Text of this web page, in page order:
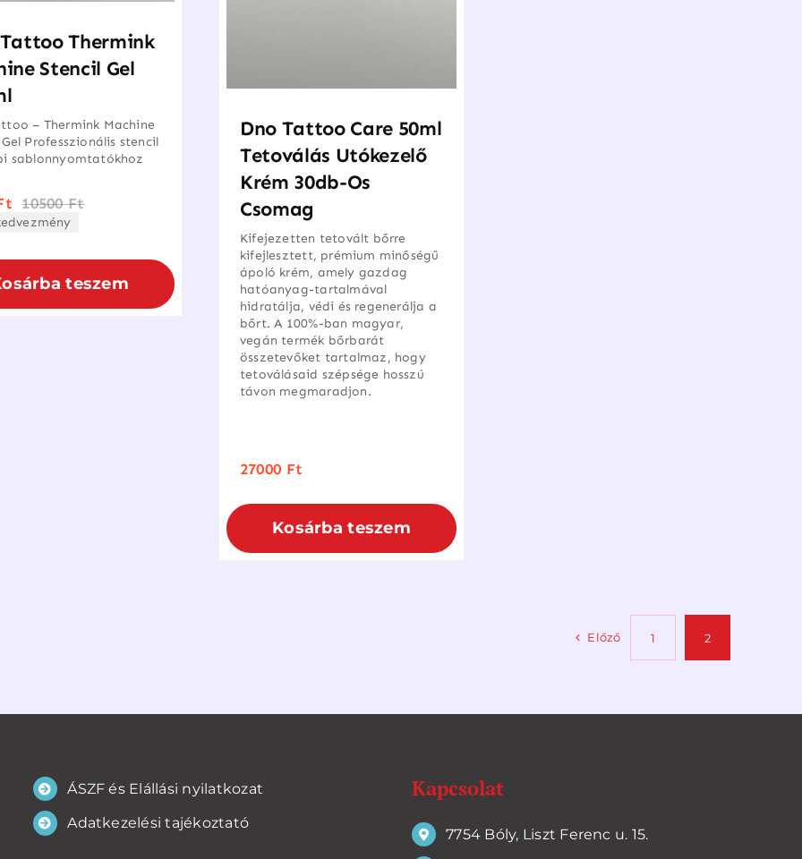
Thermink
Stencil Gel
– Thermink Machine
Professzionális stencil
sablonnyomtatókhoz
10500FtOriginal
Current
teszem
Dno Tattoo Care 50ml
Tetoválás Utókezelő
Krém 30db-Os
Csomag
Kifejezetten tetovált bőrre
kifejlesztett, prémium minőségű
ápoló krém, amely gazdag
hatóanyag-tartalmával
hidratálja, védi és regenerálja a
bőrt. A 100%-ban magyar,
vegán termék bőrbarát
összetevőket tartalmaz, hogy
tetoválásaid szépsége hosszú
távon megmaradjon.
27000 Ft
Kosárba teszem
Előző 1 2
ÁSZF és Elállási nyilatkozat
Adatkezelési tajékoztató
Kapcsolat
7754 Bóly, Liszt Ferenc u. 15.